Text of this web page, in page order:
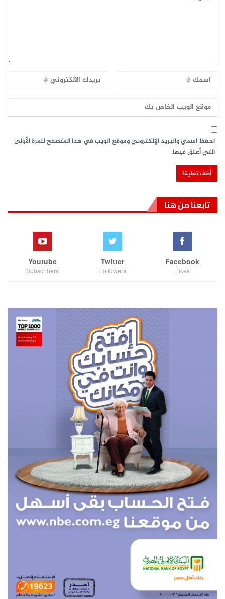
احفظ اسمي والبريد الإلكتروني وموقع الويب في هذا المتصفح للمرة الأولى
التي أعلق فيها.
تابعنا من هنا
Facebook
Likes
Twitter
Followers
Youtube
Subscribers